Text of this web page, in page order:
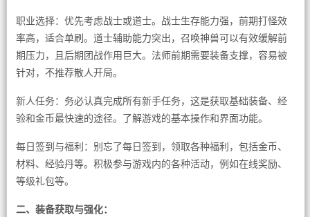
职业选择：优先考虑战士或道士。战士生存能力强，前期打怪效
率高，适合单刷。道士辅助能力突出，召唤神兽可以有效缓解前
期压力，且后期团战作用巨大。法师前期需要装备支撑，容易被
针对，不推荐散人开局。
新人任务：务必认真完成所有新手任务，这是获取基础装备、经
验和金币最快速的途径。了解游戏的基本操作和界面功能。
每日签到与福利：别忘了每日签到，领取各种福利，包括金币、
材料、经验丹等。积极参与游戏内的各种活动，例如在线奖励、
等级礼包等。
二、装备获取与强化：